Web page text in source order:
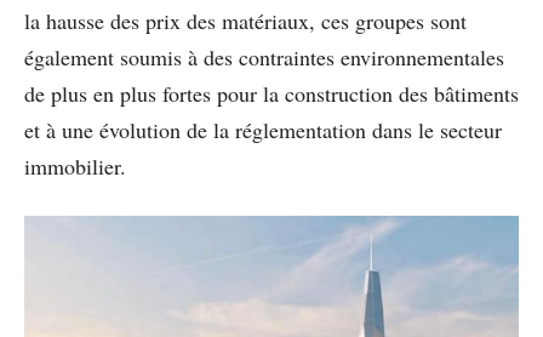
la hausse des prix des matériaux, ces groupes sont
également soumis à des contraintes environnementales
de plus en plus fortes pour la construction des bâtiments
et à une évolution de la réglementation dans le secteur
immobilier.